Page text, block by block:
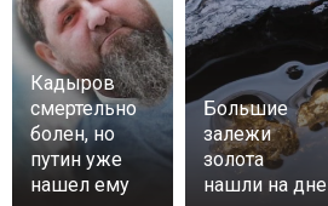
Кадыров
смертельно
болен, но
путин уже
нашел ему
Большие
залежи
золота
нашли на дне